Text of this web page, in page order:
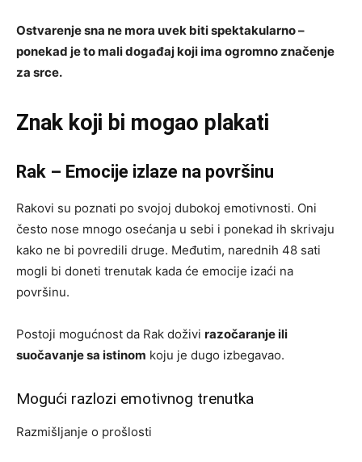
Ostvarenje sna ne mora uvek biti spektakularno –
ponekad je to mali događaj koji ima ogromno značenje
za srce.
Znak koji bi mogao plakati
Rak – Emocije izlaze na površinu
Rakovi su poznati po svojoj dubokoj emotivnosti. Oni
često nose mnogo osećanja u sebi i ponekad ih skrivaju
kako ne bi povredili druge. Međutim, narednih 48 sati
mogli bi doneti trenutak kada će emocije izaći na
površinu.
Postoji mogućnost da Rak doživi razočaranje ili
suočavanje sa istinom koju je dugo izbegavao.
Mogući razlozi emotivnog trenutka
Razmišljanje o prošlosti